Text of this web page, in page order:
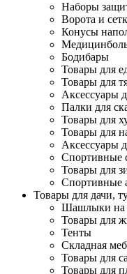
Наборы
Ворота и
Конусы
Бодибары
Товары для
Товары для
Аксессуары
Палки для
Товары для
Товары для
Аксессуары
Спортивные
Товары для
Спортивные
Товары для дачи,
Шашлыки на
Товары для
Тенты
Складная
Товары для
Товары для